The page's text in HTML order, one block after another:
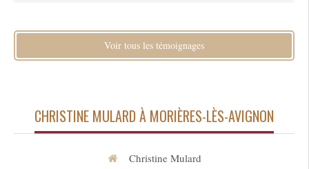
Voir tous les témoignages
CHRISTINE MULARD À MORIÈRES-LÈS-AVIGNON
Christine Mulard